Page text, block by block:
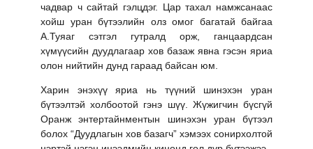
чадвар ч сайтай гэлцдэг. Цар тахал намжсанаас
хойш уран бүтээлийн олз омог багатай байгаа
А.Туяаг сэтгэл гутралд орж, ганцаардсан
хүмүүсийн дуудлагаар хов базаж явна гэсэн яриа
олон нийтийн дунд гараад байсан юм.
Харин энэхүү яриа нь түүний шинэхэн уран
бүтээлтэй холбоотой гэнэ шүү. Жүжигчин бүсгүй
Оранж энтертайнментын шинэхэн уран бүтээл
болох “Дуудлагын хов базагч” хэмээх сонирхолтой